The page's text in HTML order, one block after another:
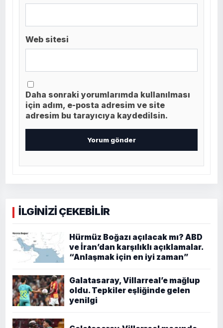
Web sitesi
Daha sonraki yorumlarımda kullanılması
için adım, e-posta adresim ve site
adresim bu tarayıcıya kaydedilsin.
İLGİNİZİ ÇEKEBİLİR
Hürmüz Boğazı açılacak mı? ABD
ve İran’dan karşılıklı açıklamalar.
“Anlaşmak için en iyi zaman”
Galatasaray, Villarreal’e mağlup
oldu. Tepkiler eşliğinde gelen
yenilgi